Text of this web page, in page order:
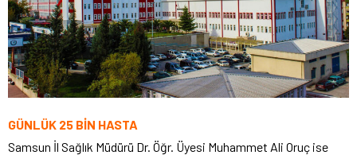
GÜNLÜK 25 BİN HASTA
Samsun İl Sağlık Müdürü Dr. Öğr. Üyesi Muhammet Ali Oruç ise